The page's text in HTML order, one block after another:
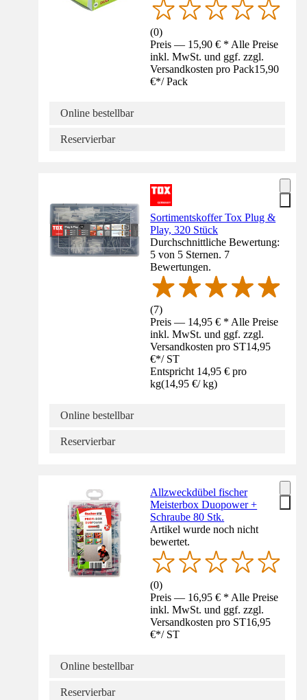
(0)
Preis — 15,90 € * Alle Preise
inkl. MwSt. und ggf. zzgl.
Versandkosten pro Pack15,90
€*/ Pack
Online bestellbar
Reservierbar
Sortimentskoffer Tox Plug &
Play, 320 Stück
Durchschnittliche Bewertung:
5 von 5 Sternen. 7
Bewertungen.
(7)
Preis — 14,95 € * Alle Preise
inkl. MwSt. und ggf. zzgl.
Versandkosten pro ST14,95
€*/ ST
Entspricht 14,95 € pro
kg(14,95 €/ kg)
Online bestellbar
Reservierbar
Allzweckdübel fischer
Meisterbox Duopower +
Schraube 80 Stk.
Artikel wurde noch nicht
bewertet.
(0)
Preis — 16,95 € * Alle Preise
inkl. MwSt. und ggf. zzgl.
Versandkosten pro ST16,95
€*/ ST
Online bestellbar
Reservierbar